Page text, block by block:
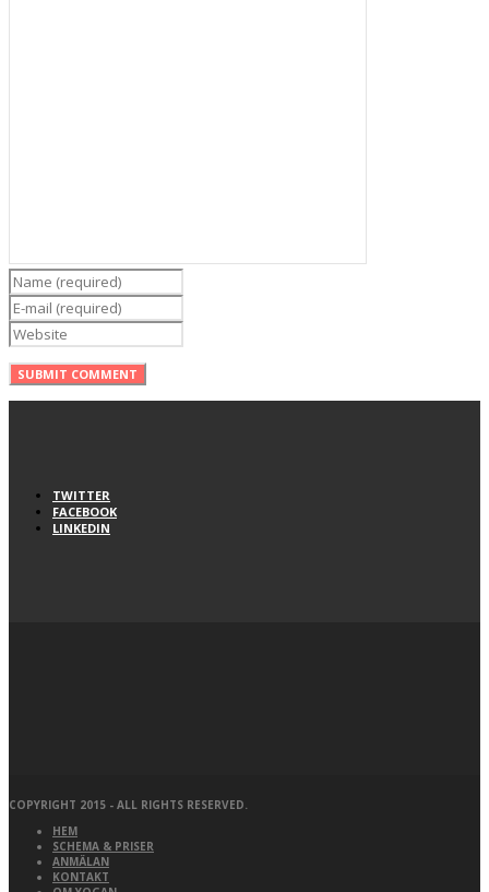
TWITTER
FACEBOOK
LINKEDIN
COPYRIGHT 2015 - ALL RIGHTS RESERVED.
HEM
SCHEMA & PRISER
ANMÄLAN
KONTAKT